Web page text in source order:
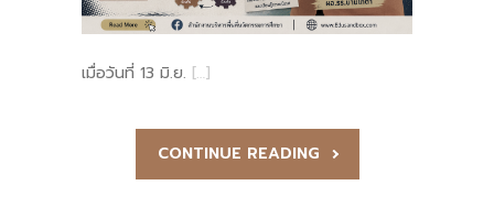
-- รายงานคณะผู้ประเมินอิสระ
---- รอบประเมิน (พ.ศ. 2562-2564)
---- ปีการศึกษา 2564
เมื่อวันที่ 13 มิ.ย. […]
CONTINUE READING